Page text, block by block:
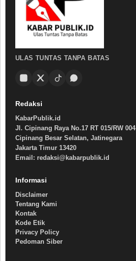
ULAS TUNTAS TANPA BATAS
Redaksi
KabarPublik.id
Jl. Cipinang Raya No.17 RT 015/RW 004
Cipinang Besar Selatan, Jatinegara
Jakarta Timur 13420
Email: redaksi@kabarpublik.id
Informasi
Disclaimer
Tentang Kami
Kontak
Kode Etik
Privacy Policy
Pedoman Siber